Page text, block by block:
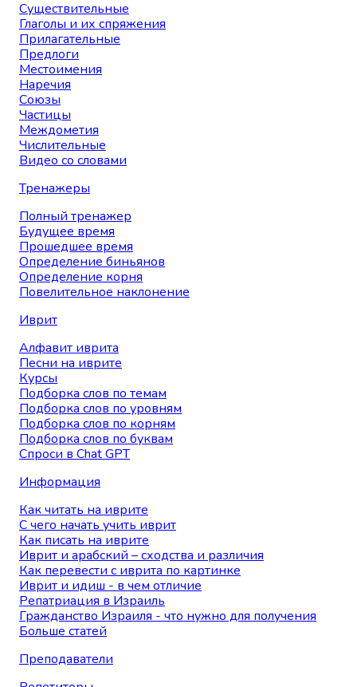
Существительные
Глаголы и их спряжения
Прилагательные
Предлоги
Местоимения
Наречия
Союзы
Частицы
Междометия
Числительные
Видео со словами
Тренажеры
Полный тренажер
Будущее время
Прошедшее время
Определение биньянов
Определение корня
Повелительное наклонение
Иврит
Алфавит иврита
Песни на иврите
Курсы
Подборка слов по темам
Подборка слов по уровням
Подборка слов по корням
Подборка слов по буквам
Спроси в Chat GPT
Информация
Как читать на иврите
С чего начать учить иврит
Как писать на иврите
Иврит и арабский – сходства и различия
Как перевести с иврита по картинке
Иврит и идиш - в чем отличие
Репатриация в Израиль
Гражданство Израиля - что нужно для получения
Больше статей
Преподаватели